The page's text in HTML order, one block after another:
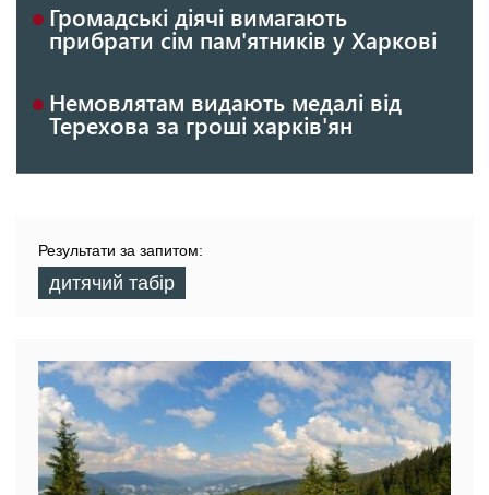
Громадські діячі вимагають
прибрати сім пам'ятників у Харкові
Немовлятам видають медалі від
Терехова за гроші харків'ян
Результати за запитом:
дитячий табір